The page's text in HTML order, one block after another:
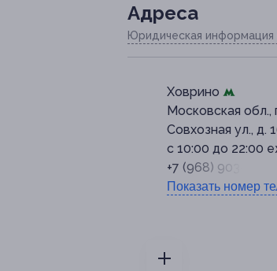
Адресa
Юридическая информация
Ховрино
Московская обл.,
Совхозная ул., д.
c 10:00 до 22:00
+7 (968) 903-68-68
Показать номер